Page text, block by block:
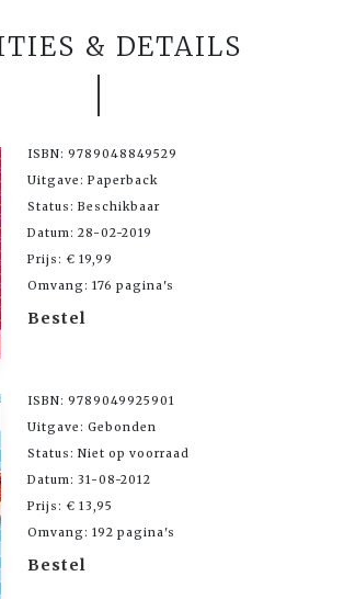
& DETAILS
ISBN: 9789048849529
Uitgave: Paperback
Status: Beschikbaar
Datum: 28-02-2019
Prijs: € 19,99
Omvang: 176 pagina's
Bestel
ISBN: 9789049925901
Uitgave: Gebonden
Status: Niet op voorraad
Datum: 31-08-2012
Prijs: € 13,95
Omvang: 192 pagina's
Bestel